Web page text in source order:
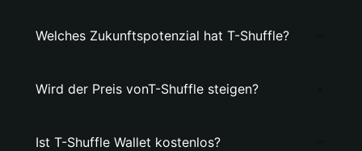
Welches Zukunftspotenzial hat T-Shuffle?
Wird der Preis vonT-Shuffle steigen?
Ist T-Shuffle Wallet kostenlos?